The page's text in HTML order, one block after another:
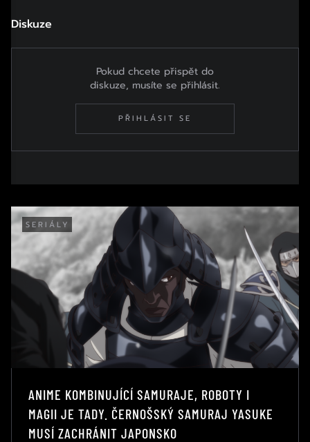
Diskuze
Pokud chcete přispět do
diskuze, musíte se přihlásit.
PŘIHLÁSIT SE
SERIÁLY
ANIME KOMBINUJÍCÍ SAMURAJE, ROBOTY I
MAGII JE TADY. ČERNOŠSKÝ SAMURAJ YASUKE
MUSÍ ZACHRÁNIT JAPONSKO